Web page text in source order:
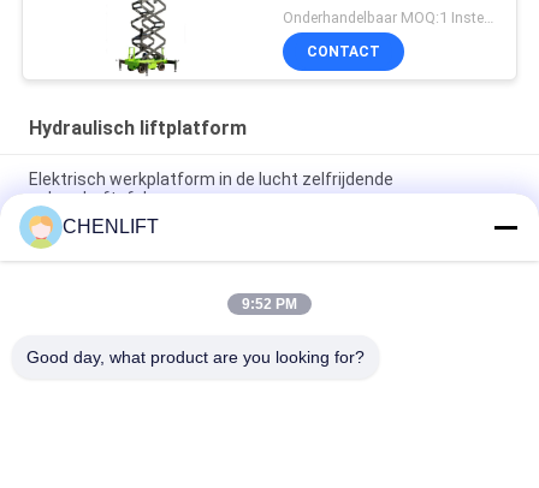
liftplatform voor het
reinigen
Onderhandelbaar MOQ:1 Instellen
CONTACT
Hydraulisch liftplatform
Elektrisch werkplatform in de lucht zelfrijdende
schaarheftafel
10m Hydraulisch Lift Platform Elektrisch zelfrijdend schaarlift
met uitbreidingsplatform 450Kg Belasting
10 meter hydraulische hefplatform aluminium hoogwerker
CHENLIFT
9:52 PM
Good day, what product are you looking for?